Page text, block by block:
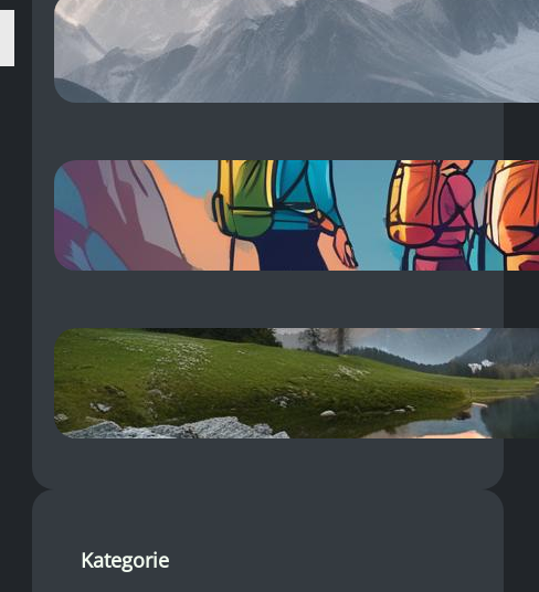
Choroba Wysokogórska:
Objawy, Profilaktyka i Pierwsza
Pomoc – Zapobiegaj!
15 sierpnia, 2025
Co na zakwasy po treningu?
Sprawdzone sposoby na ból
mięśni!
14 sierpnia, 2025
Dolina Pięciu Stawów: Pogoda –
Sprawdź Aktualną i
Długoterminową!
14 sierpnia, 2025
Kategorie